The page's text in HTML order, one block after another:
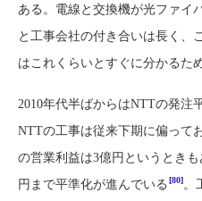
ある。電線と交換機が光ファイ
と工事会社の付き合いは長く、
はこれくらいとすぐに分かるた
2010年代半ばからはNTTの発注
NTTの工事は従来下期に偏って
の営業利益は3億円というとき
円まで平準化が進んでいる [80]。